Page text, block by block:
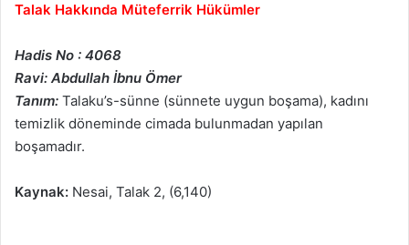
Talak Hakkında Müteferrik Hükümler
Hadis No : 4068
Ravi: Abdullah İbnu Ömer
Tanım: Talaku’s-sünne (sünnete uygun boşama), kadını
temizlik döneminde cimada bulunmadan yapılan
boşamadır.
Kaynak: Nesai, Talak 2, (6,140)